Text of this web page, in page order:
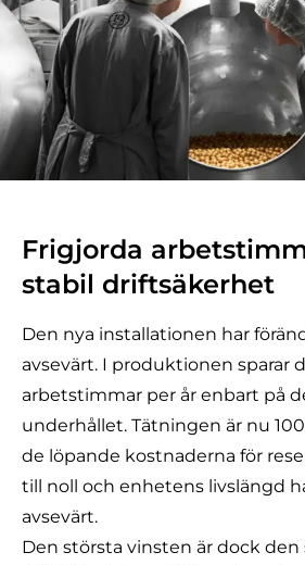
Frigjorda
stabil driftsäkerhet
Den nya installationen har
avsevärt. I produktionen sparar
arbetstimmar per år enbart på
underhållet. Tätningen är nu
de löpande kostnaderna för
till noll och enhetens livslängd
avsevärt.
Den största vinsten är dock den